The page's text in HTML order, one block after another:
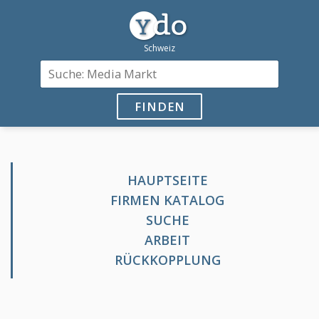
FINDEN
HAUPTSEITE
FIRMEN KATALOG
SUCHE
ARBEIT
RÜCKKOPPLUNG